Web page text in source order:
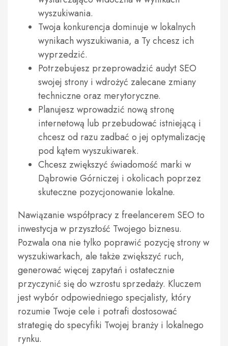
wyszukiwania.
Twoja konkurencja dominuje w lokalnych
wynikach wyszukiwania, a Ty chcesz ich
wyprzedzić.
Potrzebujesz przeprowadzić audyt SEO
swojej strony i wdrożyć zalecane zmiany
techniczne oraz merytoryczne.
Planujesz wprowadzić nową stronę
internetową lub przebudować istniejącą i
chcesz od razu zadbać o jej optymalizację
pod kątem wyszukiwarek.
Chcesz zwiększyć świadomość marki w
Dąbrowie Górniczej i okolicach poprzez
skuteczne pozycjonowanie lokalne.
Nawiązanie współpracy z freelancerem SEO to
inwestycja w przyszłość Twojego biznesu.
Pozwala ona nie tylko poprawić pozycję strony w
wyszukiwarkach, ale także zwiększyć ruch,
generować więcej zapytań i ostatecznie
przyczynić się do wzrostu sprzedaży. Kluczem
jest wybór odpowiedniego specjalisty, który
rozumie Twoje cele i potrafi dostosować
strategię do specyfiki Twojej branży i lokalnego
rynku.